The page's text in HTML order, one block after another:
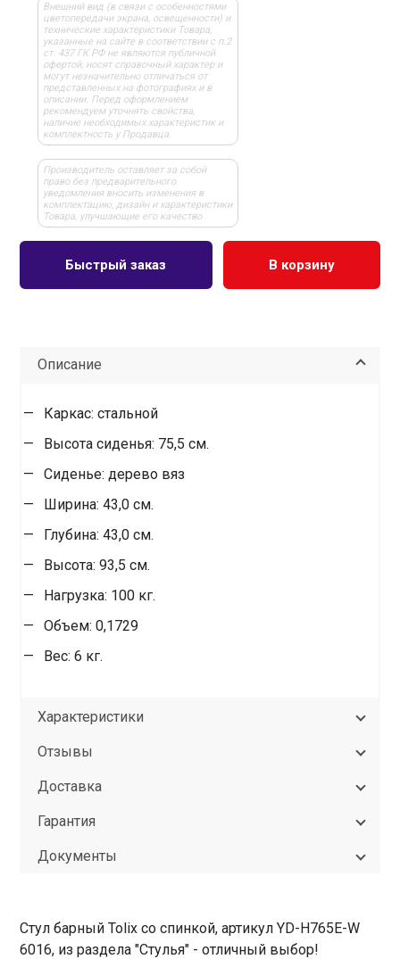
Внешний вид (в связи с особенностями
цветопередачи экрана, освещенности) и
технические характеристики Товара,
указанные на сайте в соответствии с п.2
ст. 437 ГК РФ не являются публичной
офертой, носят справочный характер и
могут незначительно отличаться от
представленных на фотографиях и в
описании. Перед оформлением
рекомендуем уточнять свойства,
наличие необходимых характеристик и
комплектность у Продавца
Производитель оставляет за собой
право без предварительного
уведомления вносить изменения в
комплектацию, дизайн и характеристики
Товара, улучшающие его качество
В корзину
Быстрый заказ
Описание
Каркас: стальной
Высота сиденья: 75,5 см.
Сиденье: дерево вяз
Ширина: 43,0 см.
Глубина: 43,0 см.
Высота: 93,5 см.
Нагрузка: 100 кг.
Объем: 0,1729
Вес: 6 кг.
Характеристики
Отзывы
Доставка
Гарантия
Документы
Стул барный Tolix со спинкой, артикул YD-H765E-W
6016, из раздела "Стулья" - отличный выбор!